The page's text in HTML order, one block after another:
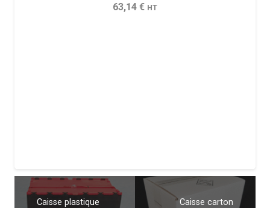
63,14 € HT
Caisse plastique
Caisse carton